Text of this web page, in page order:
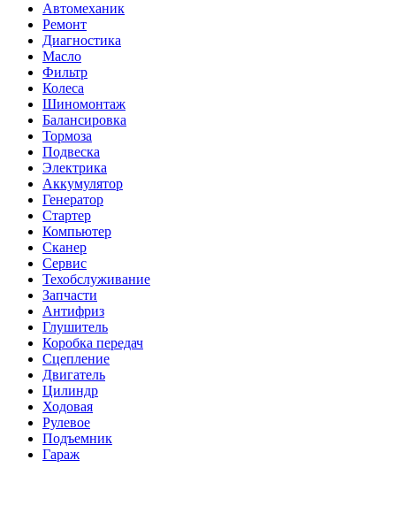
Автомеханик
Ремонт
Диагностика
Масло
Фильтр
Колеса
Шиномонтаж
Балансировка
Тормоза
Подвеска
Электрика
Аккумулятор
Генератор
Стартер
Компьютер
Сканер
Сервис
Техобслуживание
Запчасти
Антифриз
Глушитель
Коробка передач
Сцепление
Двигатель
Цилиндр
Ходовая
Рулевое
Подъемник
Гараж